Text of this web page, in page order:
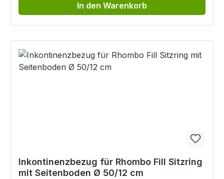
In den Warenkorb
Inkontinenzbezug für Rhombo Fill Sitzring
mit Seitenboden Ø 50/12 cm